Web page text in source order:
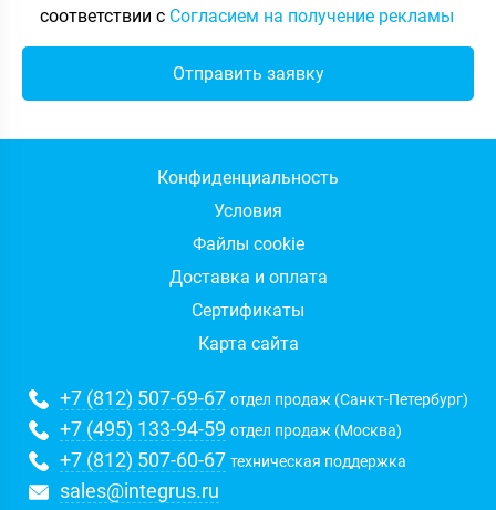
соответствии с Согласием на получение рекламы
Конфиденциальность
Условия
Файлы cookie
Доставка и оплата
Сертификаты
Карта сайта
+7 (812) 507-69-67 отдел продаж (Санкт-Петербург)
+7 (495) 133-94-59 отдел продаж (Москва)
+7 (812) 507-60-67 техническая поддержка
sales@integrus.ru